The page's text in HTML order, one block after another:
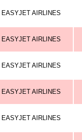
EASYJET AIRLINES
EASYJET AIRLINES
EASYJET AIRLINES
EASYJET AIRLINES
EASYJET AIRLINES